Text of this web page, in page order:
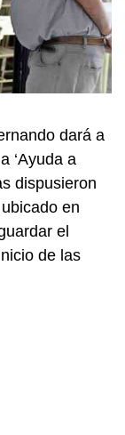
dará a
‘Ayuda a
dispusieron
en
el
de las